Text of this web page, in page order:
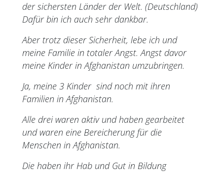
der sichersten Länder der Welt. (Deutschland)
Dafür bin ich auch sehr dankbar.
Aber trotz dieser Sicherheit, lebe ich und
meine Familie in totaler Angst. Angst davor
meine Kinder in Afghanistan umzubringen.
Ja, meine 3 Kinder sind noch mit ihren
Familien in Afghanistan.
Alle drei waren aktiv und haben gearbeitet
und waren eine Bereicherung für die
Menschen in Afghanistan.
Die haben ihr Hab und Gut in Bildung